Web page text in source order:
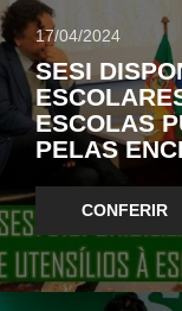
17/04/2024
SESI
ESCOLAS
PELAS
CONFERIR